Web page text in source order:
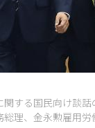
する国民向け談話
理、金永勲雇用労